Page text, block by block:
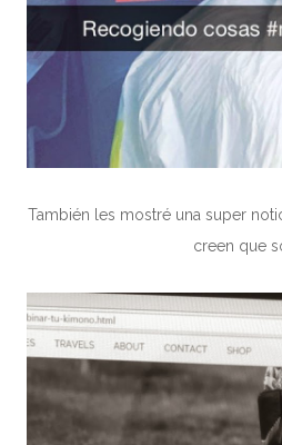
También les mostré una super
creen que